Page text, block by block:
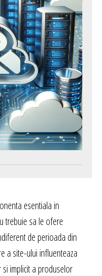
esentiala in
trebuie sa le ofere
de perioada din
a site-ului influenteaza
implicit a produselor